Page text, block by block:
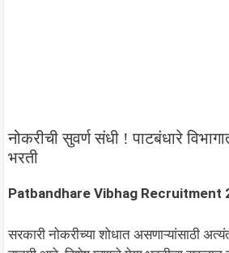
नोकरीची सुवर्ण संधी ! पाटबंधारे
भरती
Patbandhare Vibhag Recruitment
सरकारी नोकरीच्या शोधात असणाऱ्यांसाठी